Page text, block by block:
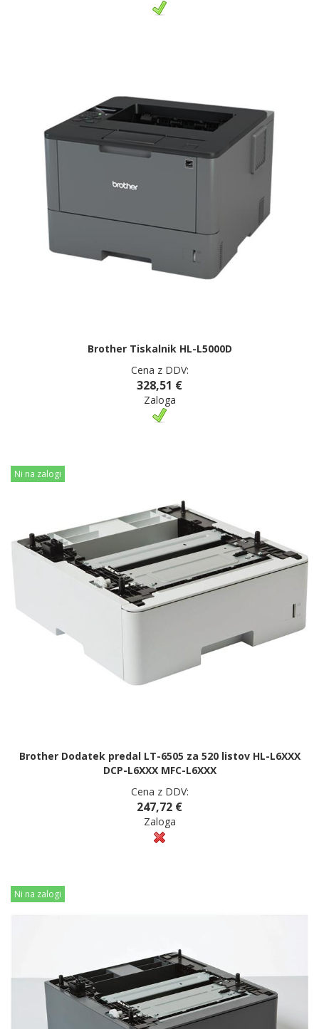
Brother Tiskalnik HL-L5000D
Cena z DDV:
328,51 €
Zaloga
Ni na zalogi
Brother Dodatek predal LT-6505 za 520 listov HL-L6XXX
DCP-L6XXX MFC-L6XXX
Cena z DDV:
247,72 €
Zaloga
Ni na zalogi